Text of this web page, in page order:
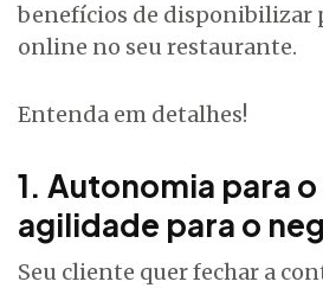
benefícios de disponibilizar
online no seu restaurante.
Entenda em detalhes!
1. Autonomia para
agilidade para o
Seu cliente quer fechar a